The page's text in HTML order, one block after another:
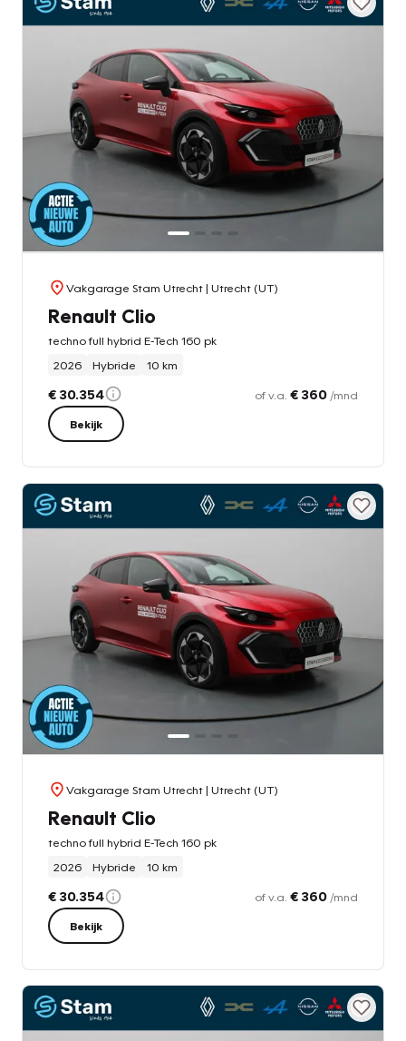
Vakgarage Stam Utrecht| Utrecht (UT)
Renault Clio
techno full hybrid E-Tech 160 pk
2026
Hybride 10 km
€ 30.354 of v.a. € 360 /mnd
Bekijk
Vakgarage Stam Utrecht| Utrecht (UT)
Renault Clio
techno full hybrid E-Tech 160 pk
2026
Hybride 10 km
€ 30.354 of v.a. € 360 /mnd
Bekijk